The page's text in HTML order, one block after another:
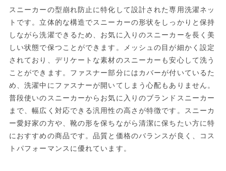
スニーカーの型崩れ防止に特化して設計された専用洗濯ネッ
トです。立体的な構造でスニーカーの形状をしっかりと保持
しながら洗濯できるため、お気に入りのスニーカーを長く美
しい状態で保つことができます。メッシュの目が細かく設定
されており、デリケートな素材のスニーカーも安心して洗う
ことができます。ファスナー部分にはカバーが付いているた
め、洗濯中にファスナーが開いてしまう心配もありません。
普段使いのスニーカーからお気に入りのブランドスニーカー
まで、幅広く対応できる汎用性の高さが特徴です。スニーカ
ー愛好家の方や、靴の形を保ちながら清潔に保ちたい方に特
におすすめの商品です。品質と価格のバランスが良く、コス
トパフォーマンスに優れています。